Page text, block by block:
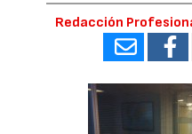
Redacción